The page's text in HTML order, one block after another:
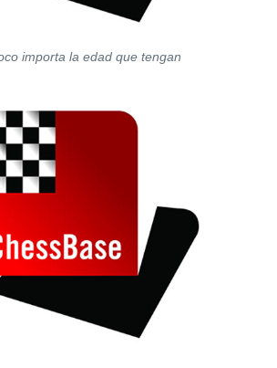
importa la edad que tengan